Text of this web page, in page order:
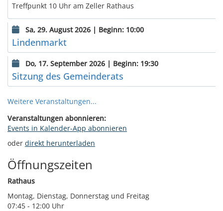
Treffpunkt 10 Uhr am Zeller Rathaus
Sa, 29. August 2026 | Beginn: 10:00
Lindenmarkt
Do, 17. September 2026 | Beginn: 19:30
Sitzung des Gemeinderats
Weitere Veranstaltungen...
Veranstaltungen abonnieren:
Events in Kalender-App abonnieren
oder direkt herunterladen
Öffnungszeiten
Rathaus
Montag, Dienstag, Donnerstag und Freitag
07:45 - 12:00 Uhr